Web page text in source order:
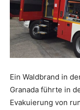
Ein Waldbrand in
Granada führte in
Evakuierung von